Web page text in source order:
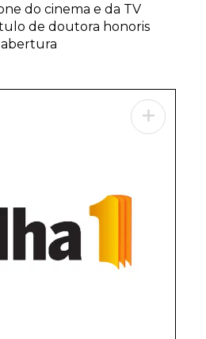
do cinema e da TV
de doutora honoris
abertura